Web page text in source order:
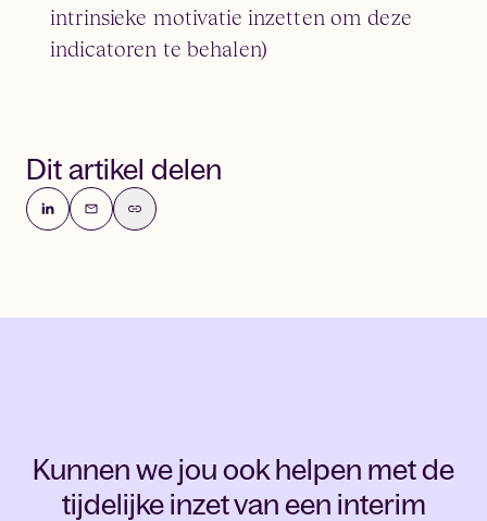
intrinsieke motivatie inzetten om deze
indicatoren te behalen)
Dit artikel delen
Kunnen we jou ook helpen met de
tijdelijke inzet van een interim